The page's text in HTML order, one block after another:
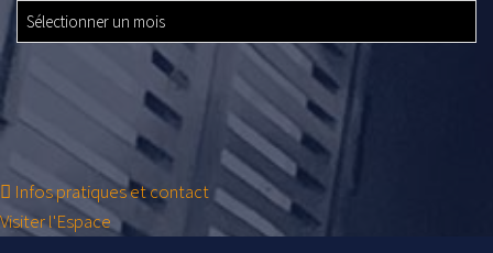
ARCHIVES
Infos pratiques et contact
Visiter l'Espace